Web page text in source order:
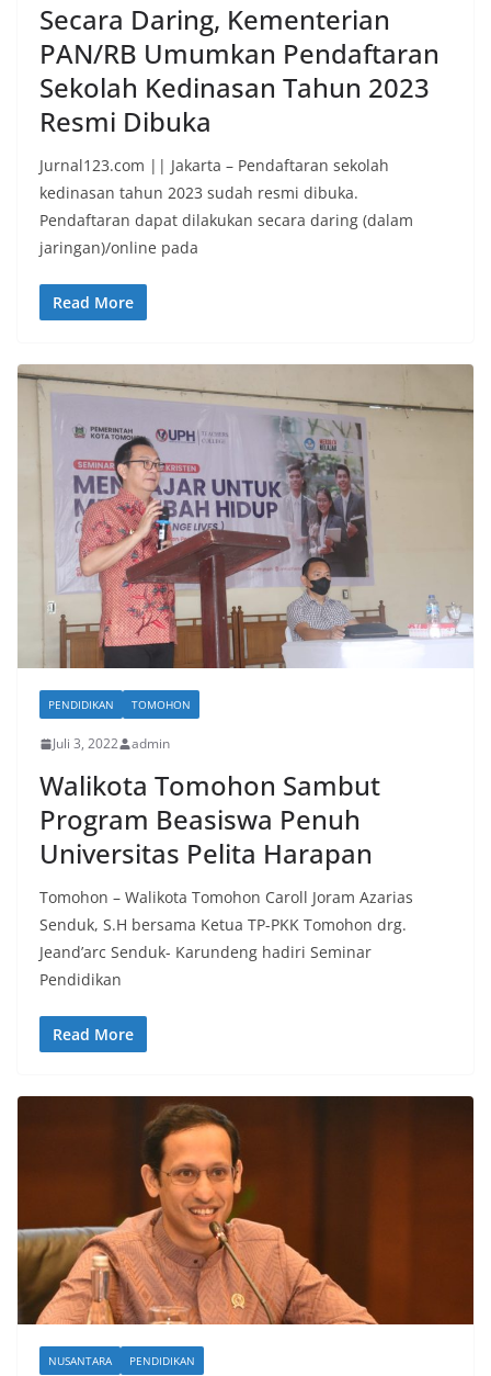
Secara Daring, Kementerian
PAN/RB Umumkan Pendaftaran
Sekolah Kedinasan Tahun 2023
Resmi Dibuka
Jurnal123.com || Jakarta – Pendaftaran sekolah
kedinasan tahun 2023 sudah resmi dibuka.
Pendaftaran dapat dilakukan secara daring (dalam
jaringan)/online pada
Read More
PENDIDIKAN TOMOHON
Juli 3, 2022 admin
Walikota Tomohon Sambut
Program Beasiswa Penuh
Universitas Pelita Harapan
Tomohon – Walikota Tomohon Caroll Joram Azarias
Senduk, S.H bersama Ketua TP-PKK Tomohon drg.
Jeand’arc Senduk- Karundeng hadiri Seminar
Pendidikan
Read More
NUSANTARA PENDIDIKAN